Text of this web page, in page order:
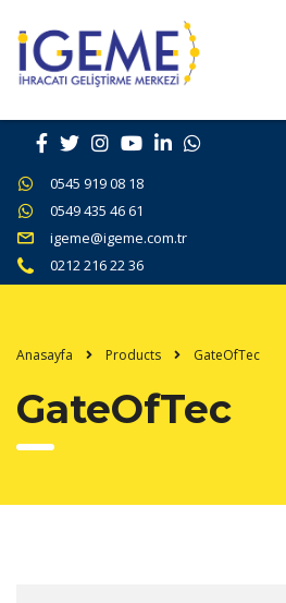
0545 919 08 18
0549 435 46 61
igeme@igeme.com.tr
0212 216 22 36
Anasayfa Products GateOfTec
GateOfTec